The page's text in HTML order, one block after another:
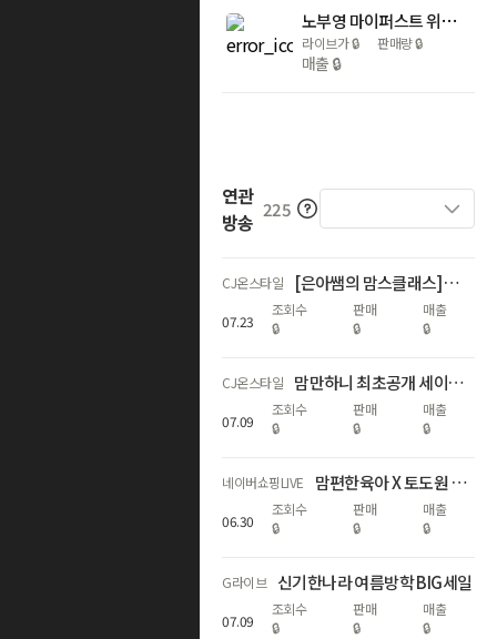
노부영 마이퍼스트 위씽 6종 (송 CD포함)
라이브가🔒 판매량🔒
매출 🔒
연관
방송 225
CJ온스타일 [은아쌤의 맘스클래스] 깨봉수학🏆CJ론칭🔥단독 공구 최저가 보장😮
07.23
조회수
🔒
판매
🔒
매출
🔒
CJ온스타일 맘만하니 최초공개 세이펜 5세대 신상! 총 15만원 상당의 사은품까지
07.09
조회수
🔒
판매
🔒
매출
🔒
네이버쇼핑LIVE 맘편한육아 X 토도원 첫방송‼️ 올인원 학습 패드 특가 할인✨
06.30
조회수
🔒
판매
🔒
매출
🔒
G라이브 신기한나라 여름방학 BIG세일
07.09
조회수
🔒
판매
🔒
매출
🔒